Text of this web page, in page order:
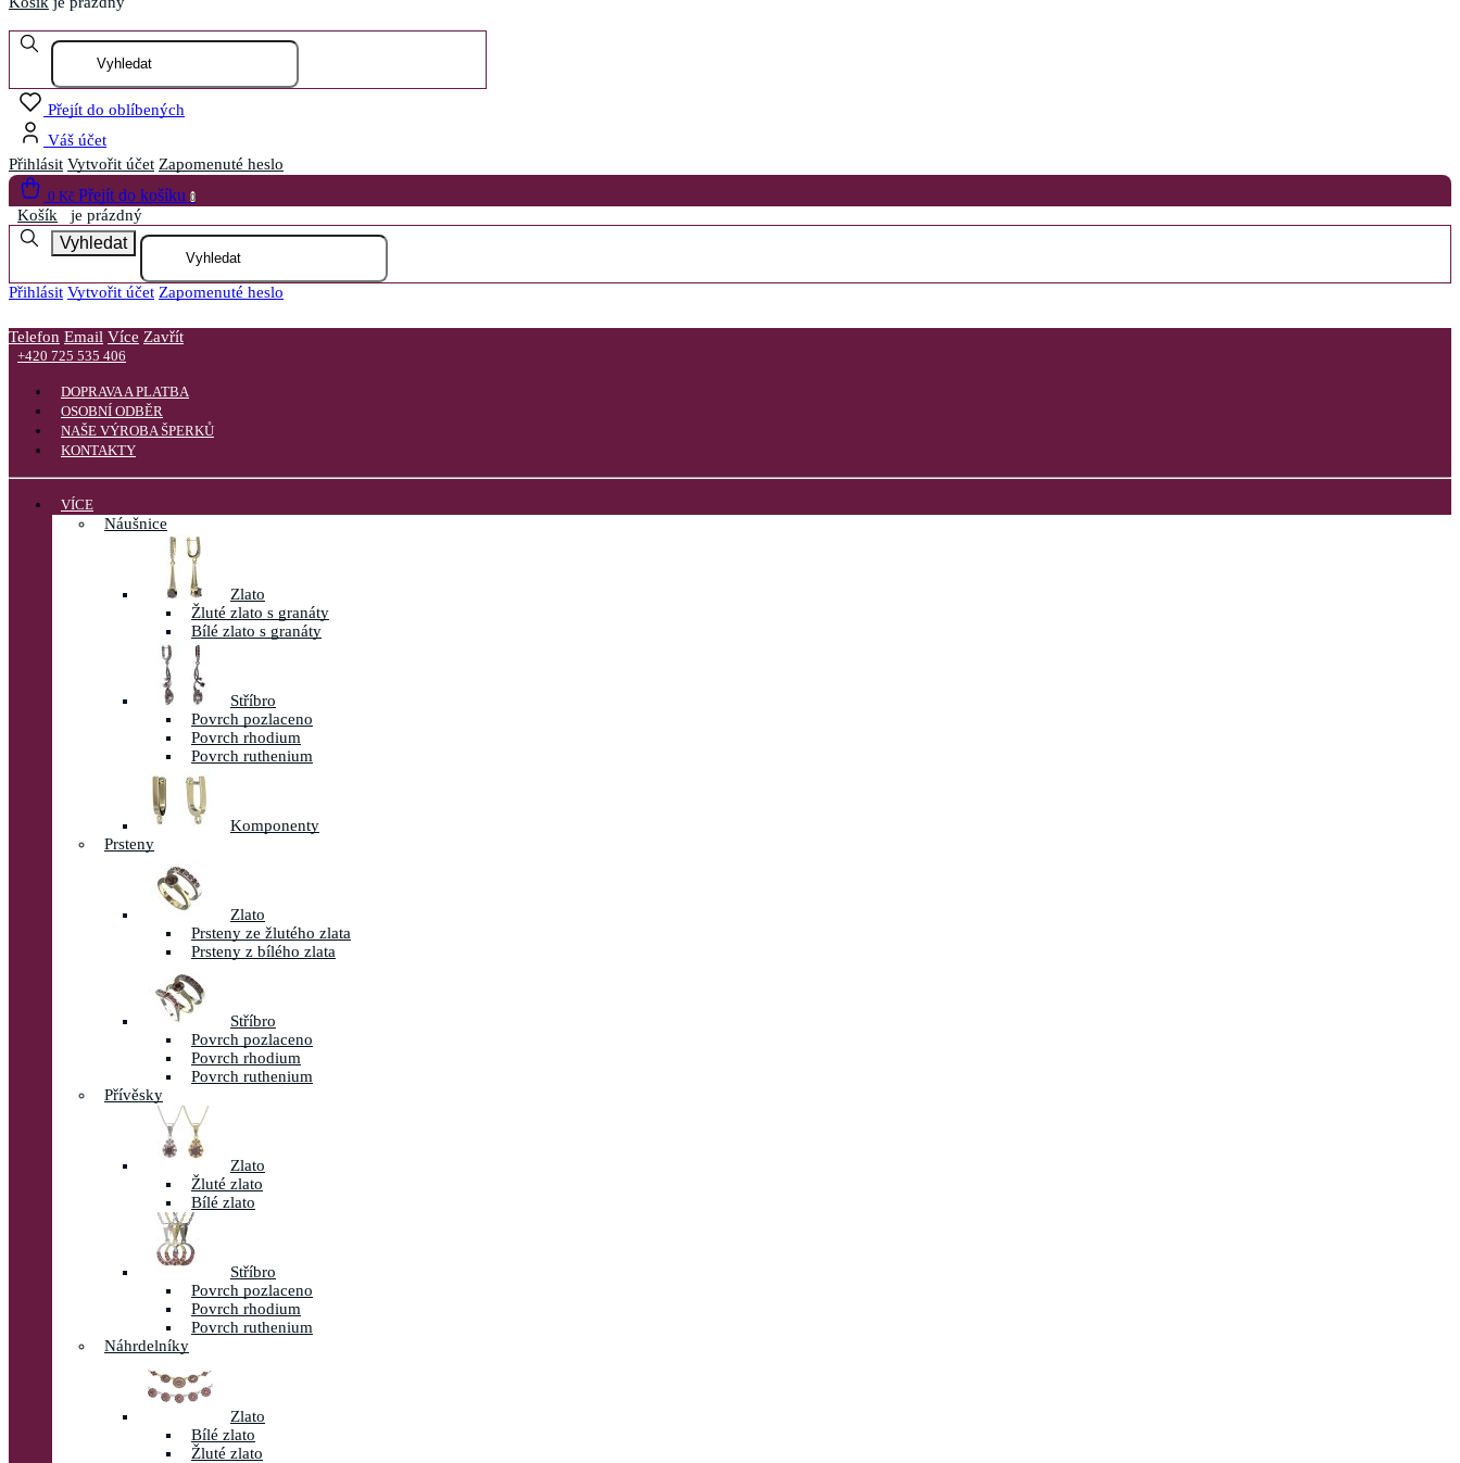
Přejít do oblíbených
Váš účet
Přihlásit Vytvořit účet Zapomenuté heslo
0 Kč Přejít do košíku 0
Košík je prázdný
Vyhledat
Přihlásit Vytvořit účet Zapomenuté heslo
Telefon Email Více Zavřít
+420 725 535 406
DOPRAVA A PLATBA
OSOBNÍ ODBĚR
NAŠE VÝROBA ŠPERKŮ
KONTAKTY
VÍCE
Náušnice
Zlato
Žluté zlato s granáty
Bílé zlato s granáty
Stříbro
Povrch pozlaceno
Povrch rhodium
Povrch ruthenium
Komponenty
Prsteny
Zlato
Prsteny ze žlutého zlata
Prsteny z bílého zlata
Stříbro
Povrch pozlaceno
Povrch rhodium
Povrch ruthenium
Přívěsky
Zlato
Žluté zlato
Bílé zlato
Stříbro
Povrch pozlaceno
Povrch rhodium
Povrch ruthenium
Náhrdelníky
Zlato
Bílé zlato
Žluté zlato